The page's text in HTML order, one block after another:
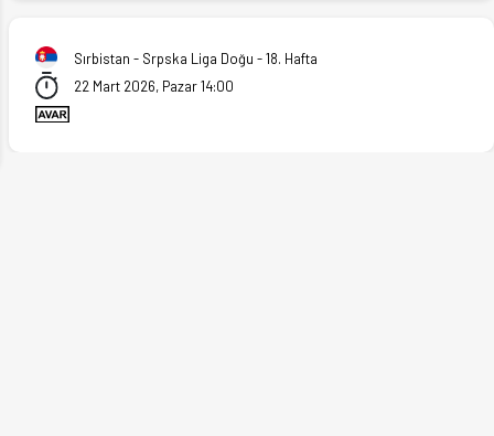
Sırbistan - Srpska Liga Doğu - 18. Hafta
22 Mart 2026, Pazar 14:00